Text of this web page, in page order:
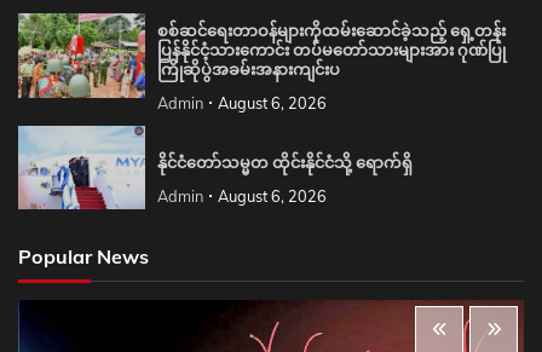
စစ်ဆင်ရေးတာဝန်များကိုထမ်းဆောင်ခဲ့သည့် ရှေ့တန်း
ပြန်နိုင်ငံ့သားကောင်း တပ်မတော်သားများအား ဂုဏ်ပြု
ကြိုဆိုပွဲအခမ်းအနားကျင်းပ
Admin August 6, 2026
နိုင်ငံတော်သမ္မတ ထိုင်းနိုင်ငံသို့ ရောက်ရှိ
Admin August 6, 2026
Popular News